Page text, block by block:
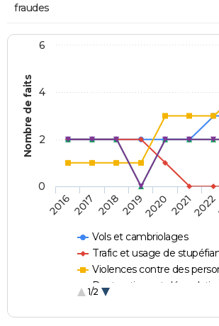
fraudes
Nombre de faits
Vols et cambriolages
Trafic et usage de
Violences contre des
Destructions et
1/2
20162017 20182019202020212022
0
2
4
6